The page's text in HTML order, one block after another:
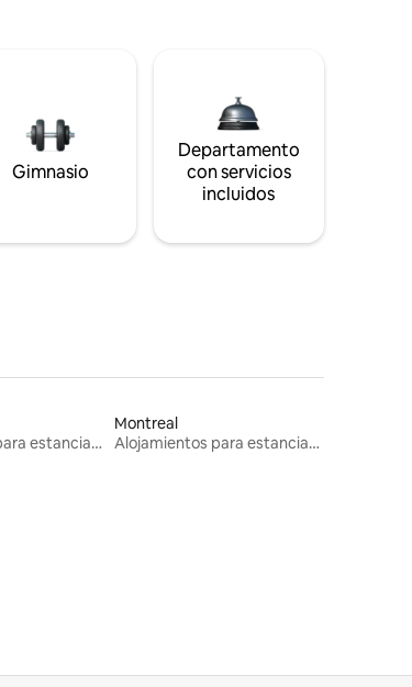
Gimnasio
Departamento
con servicios
incluidos
Alojamientos para estancias largas
Montreal
Alojamientos para estancias largas